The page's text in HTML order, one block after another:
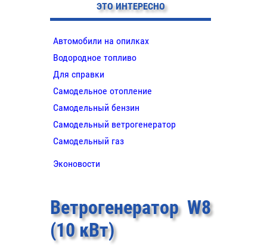
ЭТО ИНТЕРЕСНО
Автомобили на опилках
Водородное топливо
Для справки
Самодельное отопление
Самодельный бензин
Самодельный ветрогенератор
Самодельный газ
Эконовости
Ветрогенератор W8
(10 кВт)